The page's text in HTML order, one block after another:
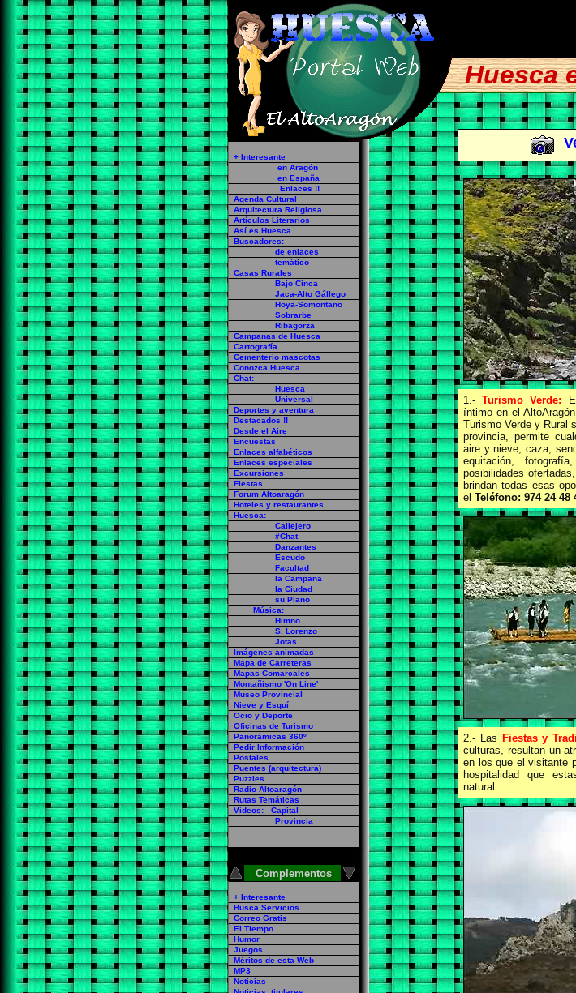
En Huesca ...
+ Interesante
en Aragón
en España
Enlaces !!
Agenda Cultural
Arquitectura Religiosa
Artículos Literarios
Así es Huesca
Buscadores:
de enlaces
temático
Casas Rurales
Bajo Cinca
Jaca-Alto Gállego
Hoya-Somontano
Sobrarbe
Ribagorza
Campanas de Huesca
Cartografía
Cementerio mascotas
Conozca Huesca
Chat:
Huesca
Universal
Deportes y aventura
Destacados !!
Desde el Aire
Encuestas
Enlaces alfabéticos
Enlaces especiales
Excursiones
Fiestas
Forum Altoaragón
Hoteles y restaurantes
Huesca:
Callejero
#Chat
Danzantes
Escudo
Facultad
la Campana
la Ciudad
su Plano
Música:
Himno
S. Lorenzo
Jotas
Imágenes animadas
Mapa de Carreteras
Mapas Comarcales
Montañismo 'On Line'
Museo Provincial
Nieve y Esquí
Ocio y Deporte
Oficinas de Turismo
Panorámicas 360º
Pedir Información
Postales
Puentes (arquitectura)
Puzzles
Radio Altoaragón
Rutas Temáticas
Vídeos: Capital
Provincia
Complementos
+ Interesante
Busca Servicios
Correo Gratis
El Tiempo
Humor
Juegos
Méritos de esta Web
MP3
Noticias
Huesca
1.-Turismo Verde:
íntimo en el
Turismo Verde y Rural
provincia, permite
aire y nieve, caza,
equitación,
posibilidades
brindan todas esas
el Teléfono: 974 24 48
2.- Las Fiestas y
culturas, resultan un
en los que el visitante
hospitalidad que
natural.